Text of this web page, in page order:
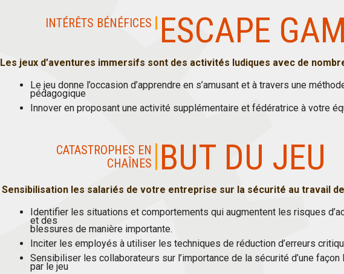
ESCAPE
INTÉRÊTS BÉNÉFICES
Les jeux d’aventures immersifs sont des activités ludiques avec de
Le jeu donne l’occasion d’apprendre en s’amusant et à travers une
pédagogique
Innover en proposant une activité supplémentaire et fédératrice à votre
BUT DU JEU
CATASTROPHES EN
CHAÎNES
Sensibilisation les salariés de votre entreprise sur la sécurité au travail
Identifier les situations et comportements qui augmentent les risques
et des
blessures de manière importante.
Inciter les employés à utiliser les techniques de réduction d’erreurs
Sensibiliser les collaborateurs sur l’importance de la sécurité d’une façon
par le jeu